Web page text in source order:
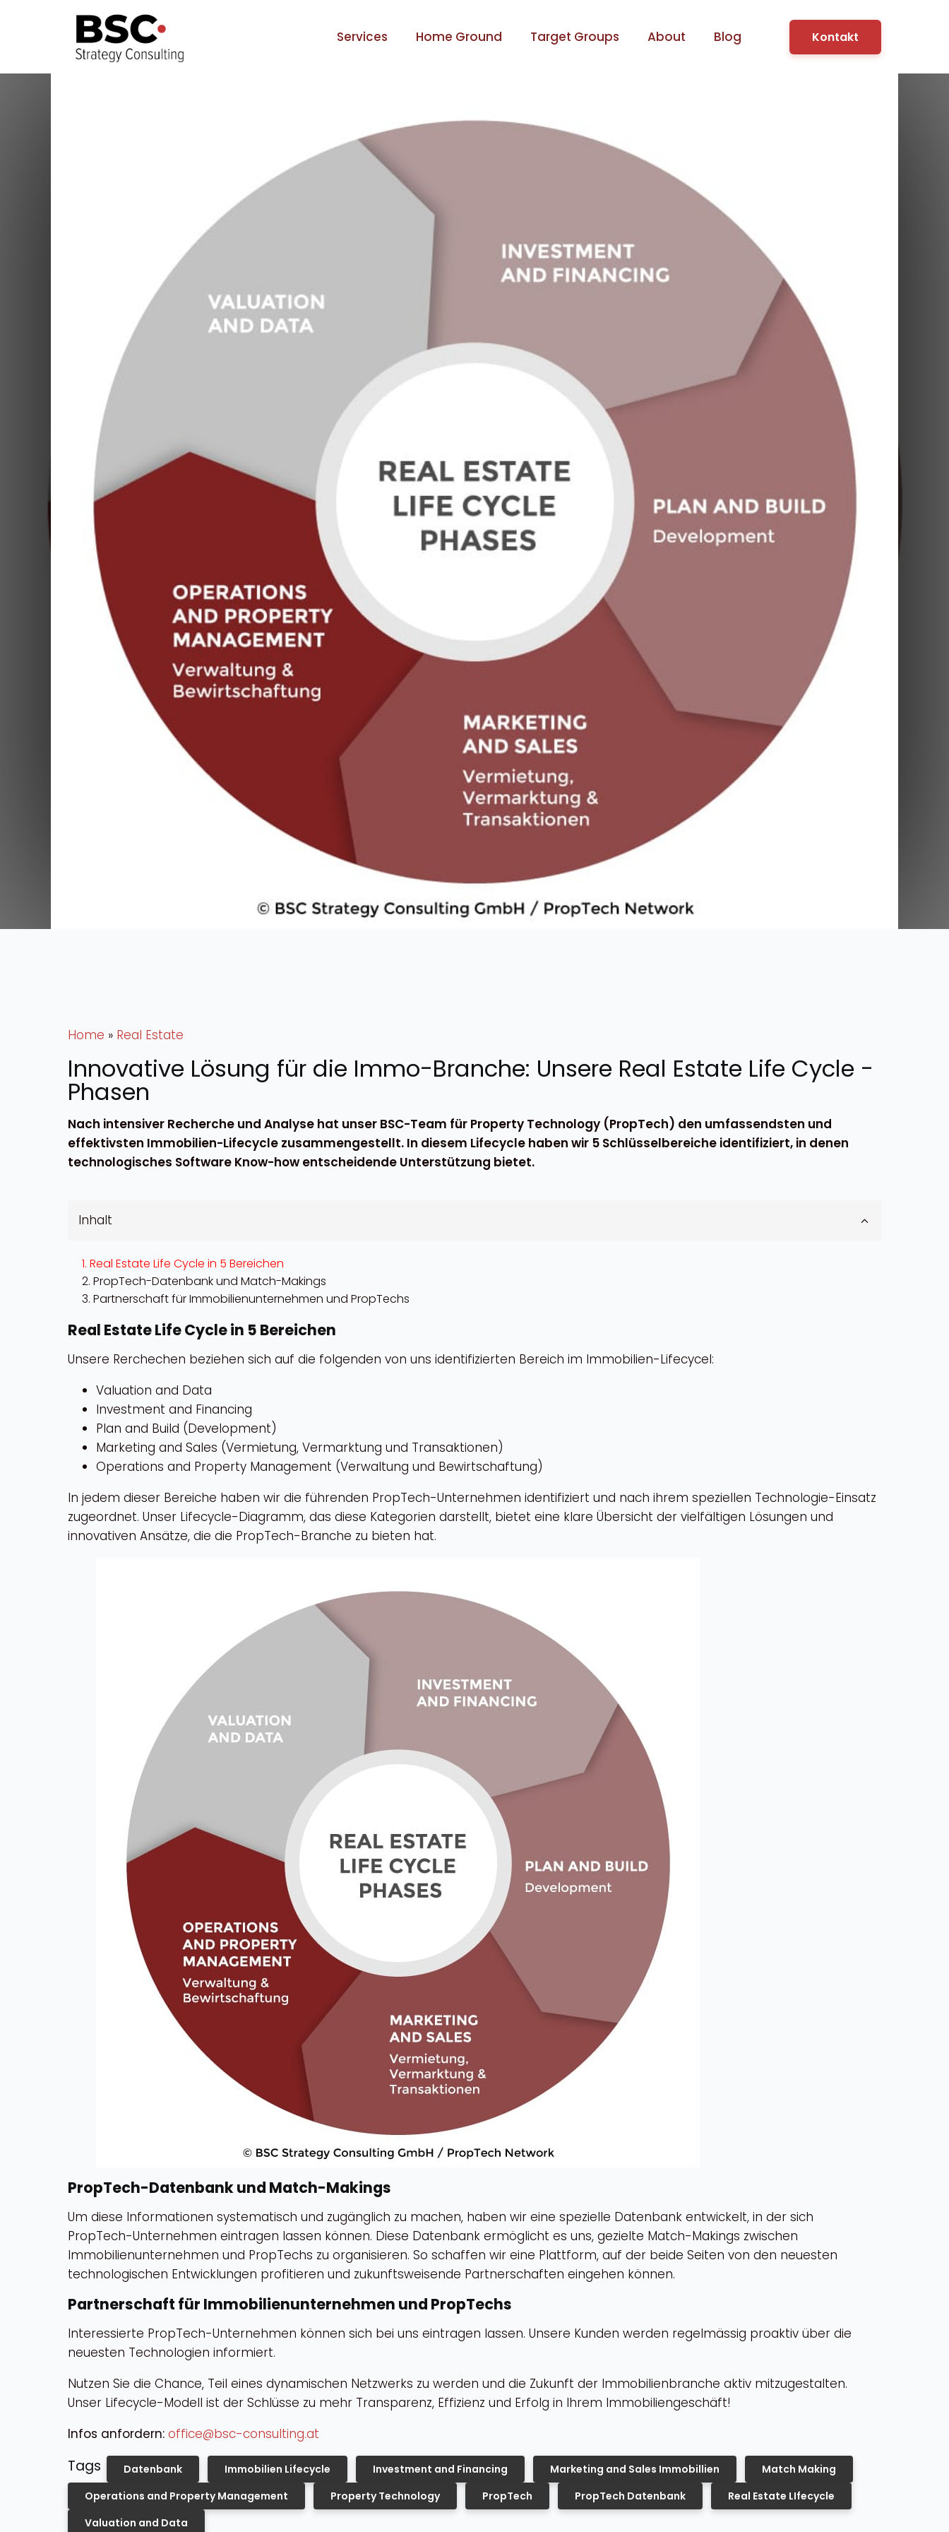
Services Home Ground Target Groups About Blog Kontakt
Home » Real Estate
Innovative Lösung für die Immo-Branche: Unsere Real Estate Life Cycle -
Phasen
Nach intensiver Recherche und Analyse hat unser BSC-Team für Property Technology (PropTech) den umfassendsten und
effektivsten Immobilien-Lifecycle zusammengestellt. In diesem Lifecycle haben wir 5 Schlüsselbereiche identifiziert, in denen
technologisches Software Know-how entscheidende Unterstützung bietet.
Inhalt
Real Estate Life Cycle in 5 Bereichen
PropTech-Datenbank und Match-Makings
Partnerschaft für Immobilienunternehmen und PropTechs
Real Estate Life Cycle in 5 Bereichen
Unsere Rerchechen beziehen sich auf die folgenden von uns identifizierten Bereich im Immobilien-Lifecycel:
Valuation and Data
Investment and Financing
Plan and Build (Development)
Marketing and Sales (Vermietung, Vermarktung und Transaktionen)
Operations and Property Management (Verwaltung und Bewirtschaftung)
In jedem dieser Bereiche haben wir die führenden PropTech-Unternehmen identifiziert und nach ihrem speziellen Technologie-Einsatz
zugeordnet. Unser Lifecycle-Diagramm, das diese Kategorien darstellt, bietet eine klare Übersicht der vielfältigen Lösungen und
innovativen Ansätze, die die PropTech-Branche zu bieten hat.
PropTech-Datenbank und Match-Makings
Um diese Informationen systematisch und zugänglich zu machen, haben wir eine spezielle Datenbank entwickelt, in der sich
PropTech-Unternehmen eintragen lassen können. Diese Datenbank ermöglicht es uns, gezielte Match-Makings zwischen
Immobilienunternehmen und PropTechs zu organisieren. So schaffen wir eine Plattform, auf der beide Seiten von den neuesten
technologischen Entwicklungen profitieren und zukunftsweisende Partnerschaften eingehen können.
Partnerschaft für Immobilienunternehmen und PropTechs
Interessierte PropTech-Unternehmen können sich bei uns eintragen lassen. Unsere Kunden werden regelmässig proaktiv über die
neuesten Technologien informiert.
Nutzen Sie die Chance, Teil eines dynamischen Netzwerks zu werden und die Zukunft der Immobilienbranche aktiv mitzugestalten.
Unser Lifecycle-Modell ist der Schlüsse zu mehr Transparenz, Effizienz und Erfolg in Ihrem Immobiliengeschäft!
Infos anfordern: office@bsc-consulting.at
Tags Datenbank Immobilien Lifecycle Investment and Financing Marketing and Sales Immobillien
Match Making
Operations and Property Management
Property Technology PropTech PropTech Datenbank
Real Estate LIfecycle
Valuation and Data